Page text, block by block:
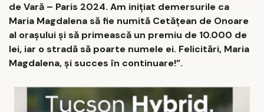
de Vară – Paris 2024. Am inițiat demersurile ca
Maria Magdalena să fie numită Cetățean de Onoare
al orașului și să primească un premiu de 10.000 de
lei, iar o stradă să poarte numele ei. Felicitări, Maria
Magdalena, și succes în continuare!”.